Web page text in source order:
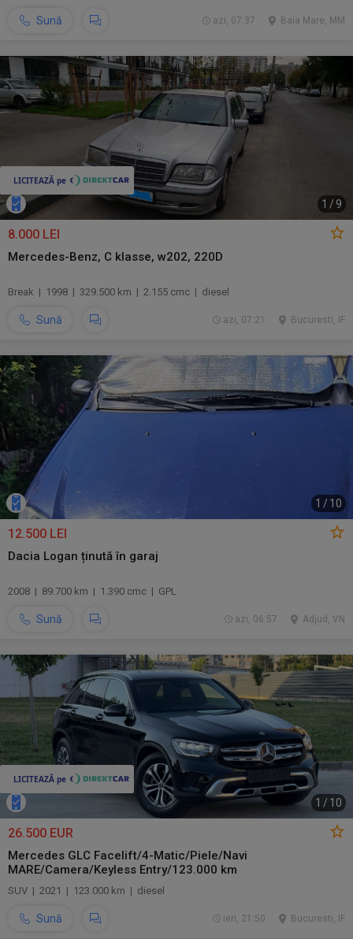
Sună Baia Mare, MM
azi, 07:37
1 / 9
8.000 LEI
Mercedes-Benz, C klasse, w202, 220D
Break | 1998 | 329.500 km | 2.155 cmc | diesel
Sună Bucuresti, IF
azi, 07:21
1 / 10
12.500 LEI
Dacia Logan ținută în garaj
2008 | 89.700 km | 1.390 cmc | GPL
Sună Adjud, VN
azi, 06:57
1 / 10
26.500 EUR
Mercedes GLC Facelift/4-Matic/Piele/Navi
MARE/Camera/Keyless Entry/123.000 km
SUV | 2021 | 123.000 km | diesel
Sună Bucuresti, IF
ieri, 21:50